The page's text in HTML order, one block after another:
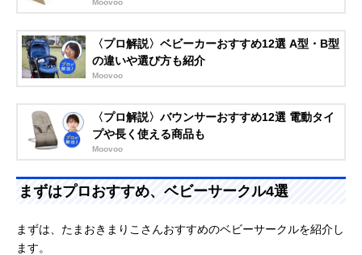
〈プロ解説〉ベビーカーおすすめ12選 A型・B型
の違いや選び方も紹介
Moovoo
〈プロ解説〉バウンサーおすすめ12選 電動タイ
プや長く使える商品も
Moovoo
まずはプロおすすめ、ベビーサークル4選
まずは、たまおきまりこさんおすすめのベビーサークルを紹介し
ます。